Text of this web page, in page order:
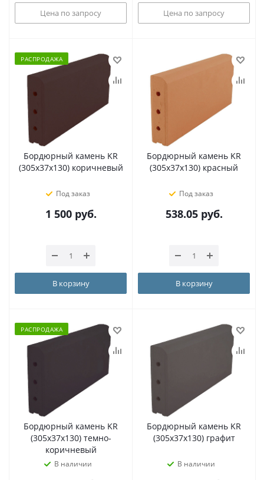
Цена по запросу Цена по запросу
РАСПРОДАЖА
Бордюрный камень KR
(305х37х130) коричневый
Под заказ
1 500руб.
В корзину
Бордюрный камень KR
(305х37х130) красный
Под заказ
538.05руб.
В корзину
РАСПРОДАЖА
Бордюрный камень KR
(305х37х130) темно-
коричневый
В наличии
Бордюрный камень KR
(305х37х130) графит
В наличии